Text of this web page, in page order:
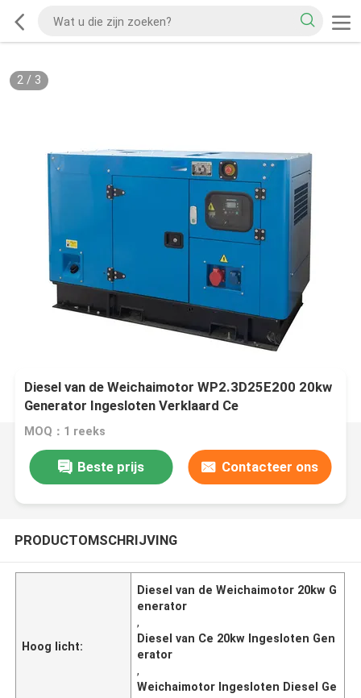
2/ 3
Diesel van de Weichaimotor WP2.3D25E200 20kw
Generator Ingesloten Verklaard Ce
MOQ：1 reeks
Beste prijs Contacteer ons
PRODUCTOMSCHRIJVING
Hoog licht:
Diesel van de Weichaimotor 20kw G
enerator
,
Diesel van Ce 20kw Ingesloten Gen
erator
,
Weichaimotor Ingesloten Diesel Ge